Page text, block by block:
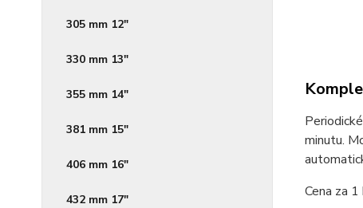
305 mm 12"
330 mm 13"
355 mm 14"
381 mm 15"
406 mm 16"
432 mm 17"
minutu.
Cena za